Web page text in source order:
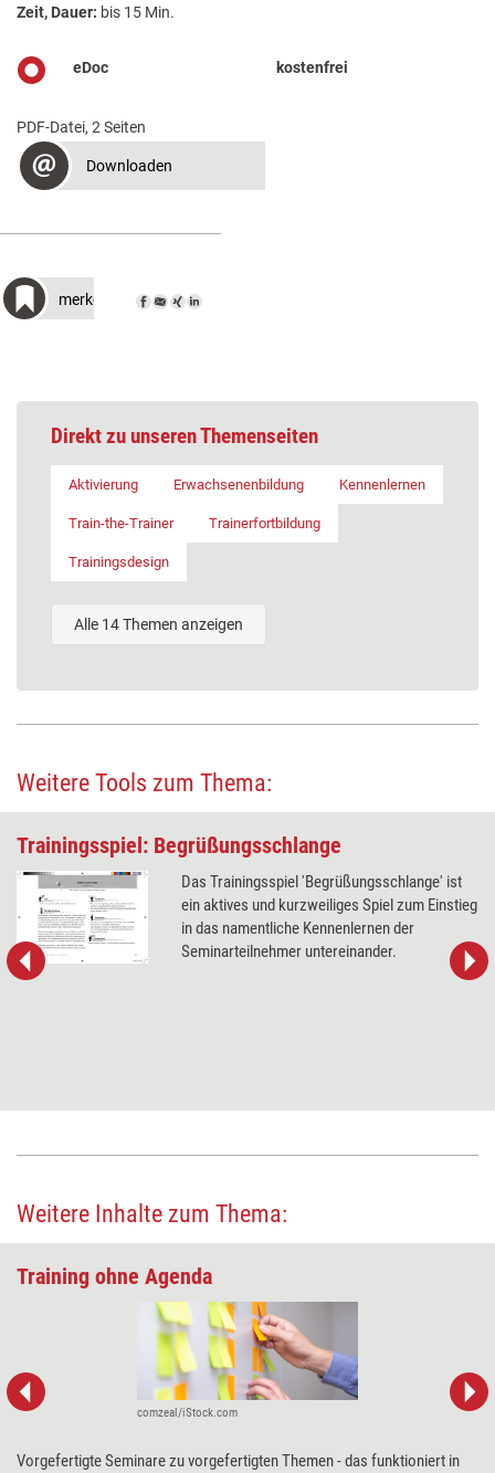
Zeit, Dauer: bis 15 Min.
eDoc kostenfrei
PDF-Datei, 2 Seiten
Downloaden
merken
Direkt zu unseren Themenseiten
Aktivierung Erwachsenenbildung Kennenlernen
Train-the-Trainer Trainerfortbildung
Trainingsdesign
Alle 14 Themen anzeigen
Weitere Tools zum Thema:
Trainingsspiel: Begrüßungsschlange
Das Trainingsspiel 'Begrüßungsschlange' ist
ein aktives und kurzweiliges Spiel zum Einstieg
in das namentliche Kennenlernen der
Seminarteilnehmer untereinander.
Weitere Inhalte zum Thema:
Training ohne Agenda
comzeal/iStock.com
Vorgefertigte Seminare zu vorgefertigten Themen - das funktioniert in